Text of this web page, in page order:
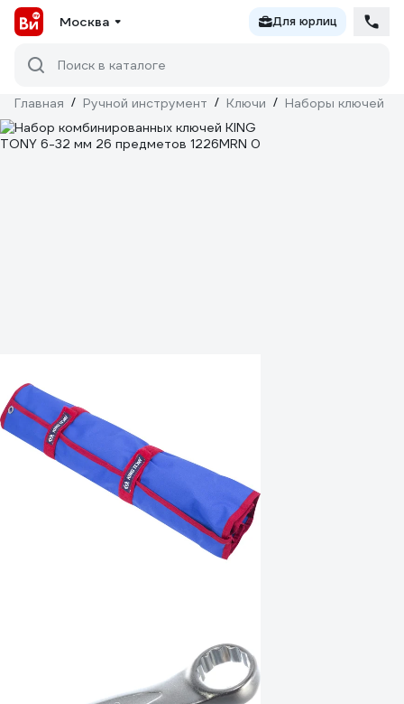
Москва Для юрлиц
Поиск в каталоге
Главная / Ручной инструмент / Ключи / Наборы ключей